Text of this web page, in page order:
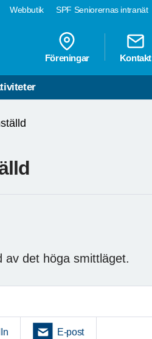
Webbutik SPF Seniorernas intranät
Föreningar Kontakt
av det höga smittläget.
E-post